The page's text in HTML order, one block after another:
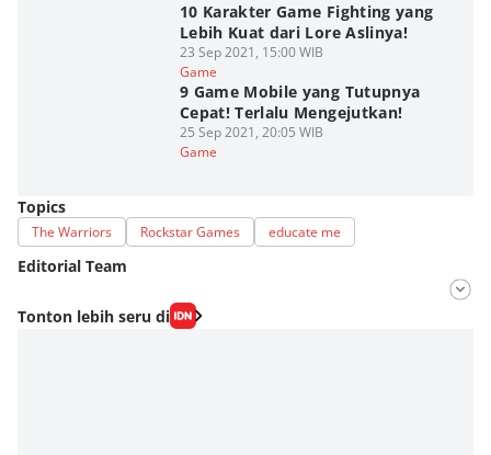
10 Karakter Game Fighting yang
Lebih Kuat dari Lore Aslinya!
23 Sep 2021, 15:00 WIB
Game
9 Game Mobile yang Tutupnya
Cepat! Terlalu Mengejutkan!
25 Sep 2021, 20:05 WIB
Game
Topics
The Warriors Rockstar Games educate me
Editorial Team
Editor
Fahrul Razi Uni Nurullah
Tonton lebih seru di